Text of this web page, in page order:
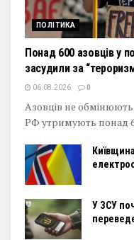
ПОЛІТИКА
Понад 600 азовців у
засудили за
06.08.2026 0
Азовців не
РФ утримують понад
У ЗСУ